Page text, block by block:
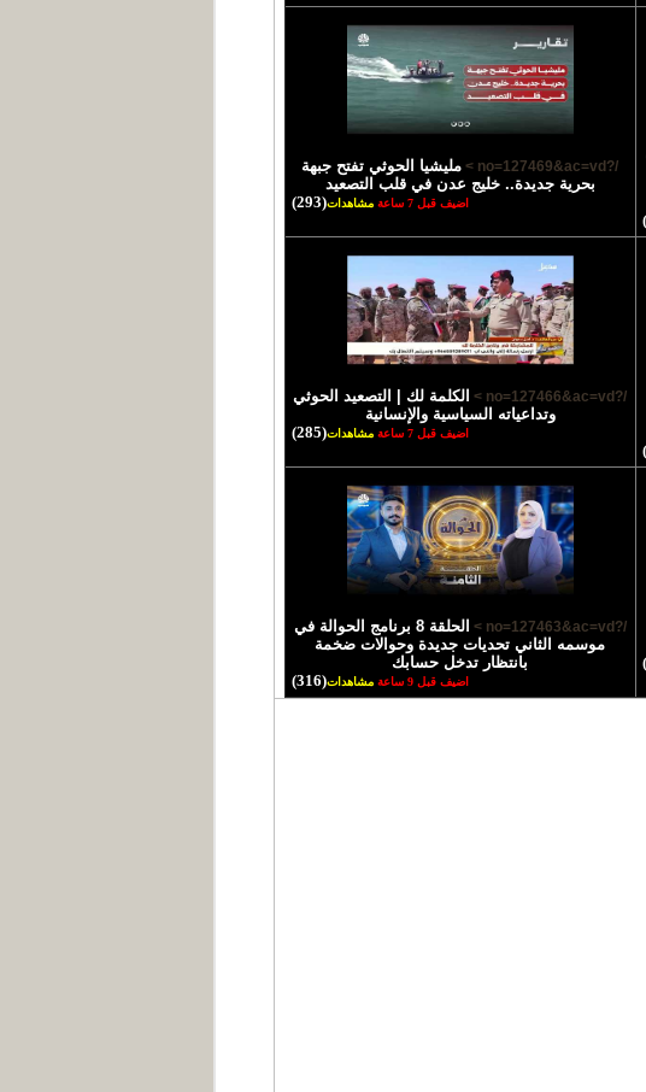
/?no=127469&ac=vd >
مليشيا الحوثي تفتح جبهة
بحرية جديدة.. خليج عدن في قلب التصعيد
اضيف قبل 7 ساعة مشاهدات(293)
/?no=127466&ac=vd >
الكلمة لك | التصعيد الحوثي
وتداعياته السياسية والإنسانية
اضيف قبل 7 ساعة مشاهدات(285)
/?no=127463&ac=vd >
الحلقة 8 برنامج الحوالة في
موسمه الثاني تحديات جديدة وحوالات ضخمة
بانتظار تدخل حسابك
اضيف قبل 9 ساعة مشاهدات(316)